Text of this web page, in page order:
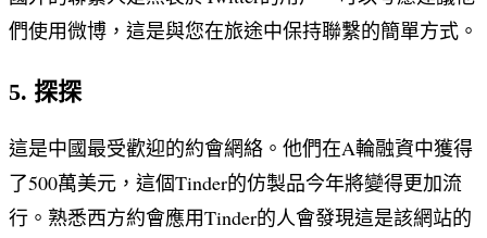
們使用微博，這是與您在旅途中保持聯繫的簡單方式。
5. 探探
這是中國最受歡迎的約會網絡。他們在A輪融資中獲得
了500萬美元，這個Tinder的仿製品今年將變得更加流
行。熟悉西方約會應用Tinder的人會發現這是該網站的